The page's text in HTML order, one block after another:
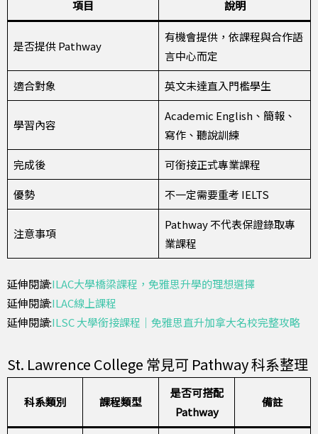
項目 說明
是否提供 Pathway
有機會提供，依課程與合作語
言中心而定
適合對象
英文未達直入門檻學生
學習內容
Academic English、簡報、
寫作、聽說訓練
完成後
可銜接正式專業課程
優勢
不一定需要重考 IELTS
注意事項
Pathway 不代表保證錄取專
業課程
延伸閱讀:ILAC大學橋梁課程，免雅思升學的理想選擇
延伸閱讀:ILAC線上課程
延伸閱讀:ILSC 大學銜接課程｜免雅思直升加拿大名校完整攻略
St. Lawrence College 常見可 Pathway 科系整理
科系類別 課程類型
是否可搭配
Pathway
備註